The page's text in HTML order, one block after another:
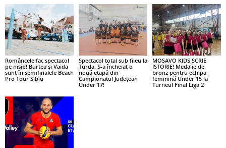
Româncele fac spectacol
pe nisip! Burtea și Vaida
sunt în semifinalele Beach
Pro Tour Sibiu
Spectacol total sub fileu la
Turda: S-a încheiat o
nouă etapă din
Campionatul Județean
Under 17!
MOSAVO KIDS SCRIE
ISTORIE! Medalie de
bronz pentru echipa
feminină Under 15 la
Turneul Final Liga 2